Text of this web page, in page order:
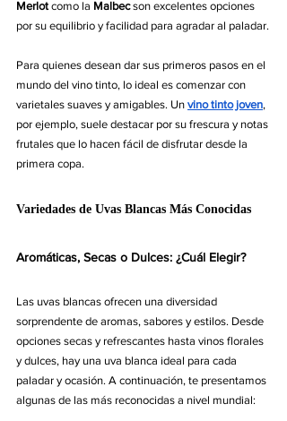
Merlot como la Malbec son excelentes opciones
por su equilibrio y facilidad para agradar al paladar.
Para quienes desean dar sus primeros pasos en el
mundo del vino tinto, lo ideal es comenzar con
varietales suaves y amigables. Un vino tinto joven,
por ejemplo, suele destacar por su frescura y notas
frutales que lo hacen fácil de disfrutar desde la
primera copa.
Variedades de Uvas Blancas Más Conocidas
Aromáticas, Secas o Dulces: ¿Cuál Elegir?
Las uvas blancas ofrecen una diversidad
sorprendente de aromas, sabores y estilos. Desde
opciones secas y refrescantes hasta vinos florales
y dulces, hay una uva blanca ideal para cada
paladar y ocasión. A continuación, te presentamos
algunas de las más reconocidas a nivel mundial: